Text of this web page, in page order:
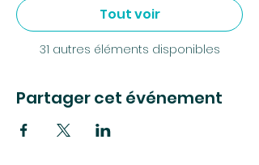
31 autres éléments disponibles
Tout voir
Partager cet événement